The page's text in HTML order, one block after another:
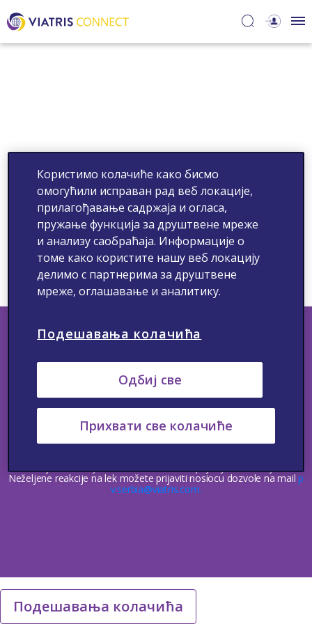
Intranazalni kortikosteroidi: Kako osigurati adekvatnu
lokalnu eﬁkasnost i sistemsku podnošljivost?
Neželjene reakcije
Medicinske Informacije
Politika privatnosti
Uslovi korišćenja Upotreba kolačića
© Autorska prava 2023 Viatris. Sva prava zadržana.
Ovaj website je namenjen lekarima, medicinskim sestrama i
tehničarima, farmaceutima i drugim zdravstvenim radnicima u Srbiji.
Neželjene reakcije na lek možete prijaviti nosiocu dozvole na mailp
v.serbia@viatris.com.
Подешавања колачића
Користимо колачиће како бисмо
омогућили исправан рад веб локације,
прилагођавање садржаја и огласа,
пружање функција за друштвене мреже
и анализу саобраћаја. Информације о
томе како користите нашу веб локацију
делимо с партнерима за друштвене
мреже, оглашавање и аналитику.
Подешавања колачића
Одбиј све
Прихвати све колачиће